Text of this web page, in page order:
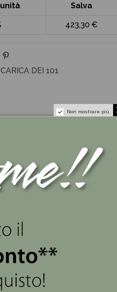
Salva
423,30 €
DEI 101
felici con i bambini.
lo sviluppo produttivo
Non mostrare più.